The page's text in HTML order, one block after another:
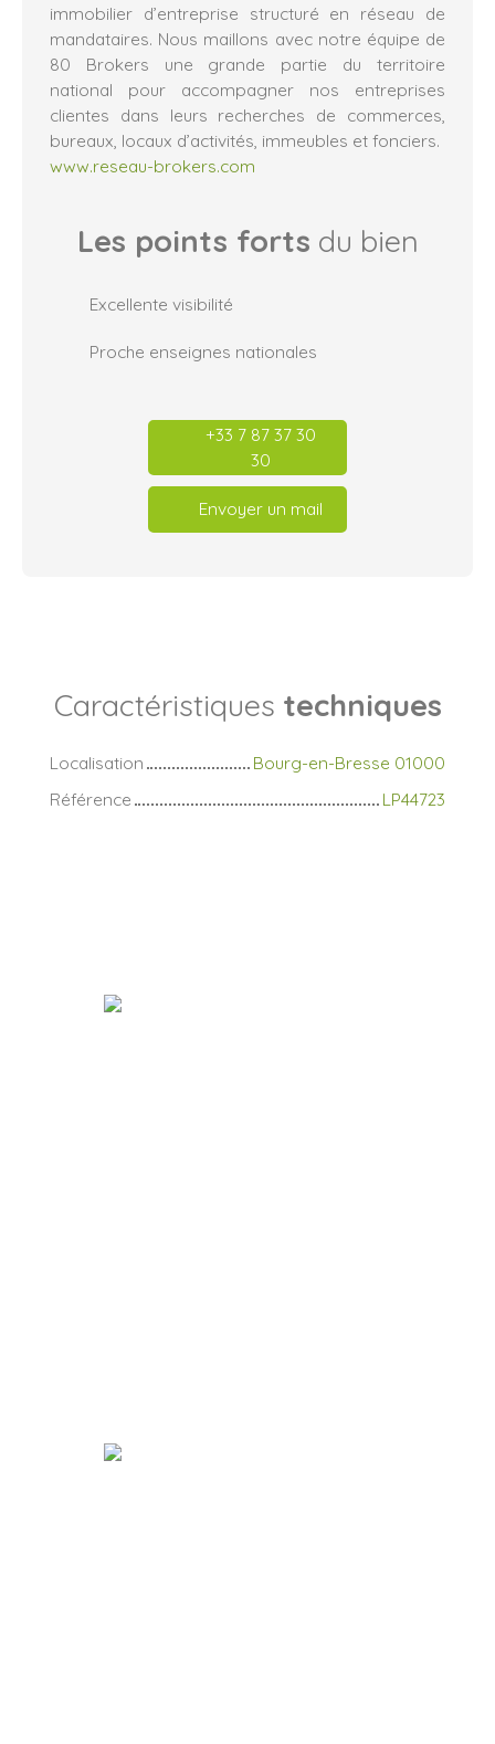
immobilier d’entreprise structuré en réseau de
mandataires. Nous maillons avec notre équipe de
80 Brokers une grande partie du territoire
national pour accompagner nos entreprises
clientes dans leurs recherches de commerces,
bureaux, locaux d’activités, immeubles et fonciers.
www.reseau-brokers.com
Les points forts du bien
Excellente visibilité
Proche enseignes nationales
+33 7 87 37 30
30
Envoyer un mail
Caractéristiques techniques
Localisation
Bourg-en-Bresse 01000
Référence
LP44723